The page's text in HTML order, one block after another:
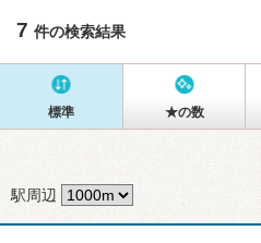
7 件の検索結果
標準 ★の数
駅周辺